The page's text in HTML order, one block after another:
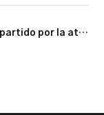
ReloAd: Marcas y Mundial, el partido por la atención